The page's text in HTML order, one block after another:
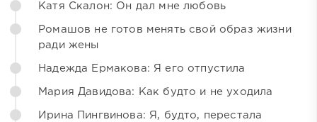
Катя Скалон: Он дал мне любовь
Ромашов не готов менять свой образ жизни
ради жены
Надежда Ермакова: Я его отпустила
Мария Давидова: Как будто и не уходила
Ирина Пингвинова: Я, будто, перестала